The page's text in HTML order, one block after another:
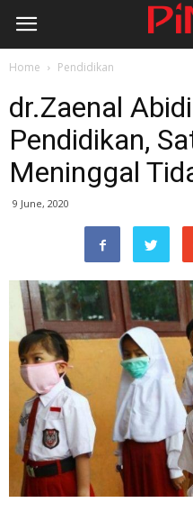
Home Pendidikan
dr.Zaenal
Pendidikan,
Meninggal
9 June, 2020